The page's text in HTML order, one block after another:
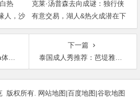
热
人，沙
克莱·汤普森去向成谜：独行侠
有意交易，湖人&热火成潜在下
家，大发体育助力你的致富之
呢？
下一篇
泰国成人秀推荐：芭堤雅成人秀表演(69!九六!)，燃烧你的欲望
版权所有. 网站地图|百度地图|谷歌地图